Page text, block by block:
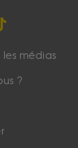
les médias
?